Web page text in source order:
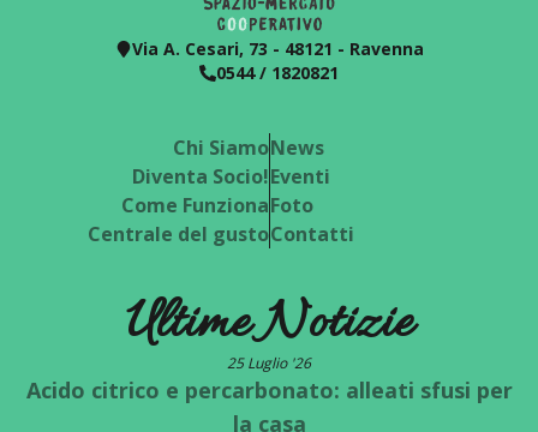
Via A. Cesari, 73 - 48121 - Ravenna
0544 / 1820821
Chi Siamo
Diventa Socio!
Come Funziona
Centrale del gusto
News
Eventi
Foto
Contatti
Ultime Notizie
25 Luglio '26
Acido citrico e percarbonato: alleati sfusi per
la casa